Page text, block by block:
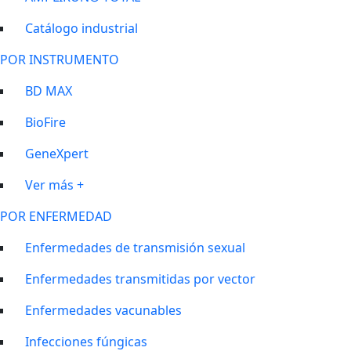
Catálogo industrial
POR INSTRUMENTO
BD MAX
BioFire
GeneXpert
Ver más +
POR ENFERMEDAD
Enfermedades de transmisión sexual
Enfermedades transmitidas por vector
Enfermedades vacunables
Infecciones fúngicas